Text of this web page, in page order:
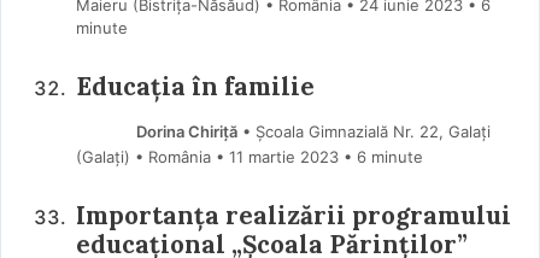
Maieru (Bistriţa-Năsăud) • România
24 iunie 2023 • 6
minute
Educația în familie
Dorina Chiriță• Școala Gimnazială Nr. 22, Galați
(Galaţi) • România
11 martie 2023 • 6 minute
Importanța realizării programului
educațional „Școala Părinților”